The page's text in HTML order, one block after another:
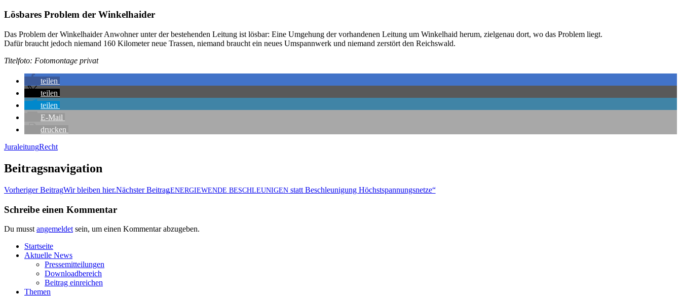
Lös­ba­res Pro­blem der Winkelhaider
Das Pro­blem der Win­kel­hai­der Anwoh­ner unter der bestehen­den Lei­tung ist lös­bar: Eine Umge­hung der vor­han­de­nen Lei­tung um Win­kel­haid her­um, ziel­ge­nau dort, wo das Pro­blem liegt.
Dafür braucht jedoch nie­mand 160 Kilo­me­ter neue Tras­sen, nie­mand braucht ein neu­es Umspann­werk und nie­mand zer­stört den Reichswald.
Titel­fo­to: Foto­mon­ta­ge privat
tei­len
tei­len
tei­len
E‑Mail
dru­cken
JuraleitungRecht
Beitragsnavigation
Vorheriger BeitragWir blei­ben hier.Nächster Beitrag
„ENERGIEWENDE BESCHLEUNIGENstatt Beschleu­ni­gung Höchstspannungsnetze“
Schreibe einen Kommentar
Du musst angemeldet sein, um einen Kommentar abzugeben.
Start­sei­te
Aktu­el­le News
Pres­se­mit­tei­lun­gen
Down­load­be­reich
Bei­trag einreichen
The­men